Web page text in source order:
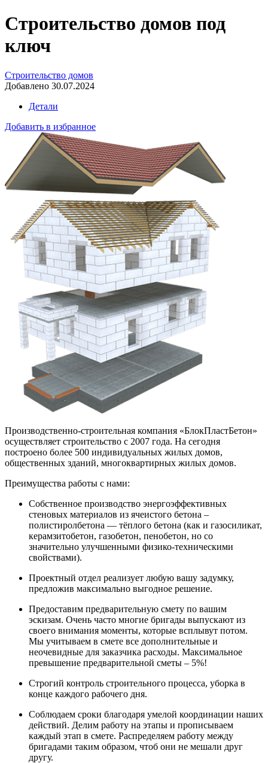
Строительство домов под
ключ
Строительство домов
Добавлено 30.07.2024
Детали
Добавить в избранное
Производственно-строительная компания «БлокПластБетон»
осуществляет строительство с 2007 года. На сегодня
построено более 500 индивидуальных жилых домов,
общественных зданий, многоквартирных жилых домов.
Преимущества работы с нами:
Собственное производство энергоэффективных
стеновых материалов из ячеистого бетона –
полистиролбетона — тёплого бетона (как и газосиликат,
керамзитобетон, газобетон, пенобетон, но со
значительно улучшенными физико-техническими
свойствами).
Проектный отдел реализует любую вашу задумку,
предложив максимально выгодное решение.
Предоставим предварительную смету по вашим
эскизам. Очень часто многие бригады выпускают из
своего внимания моменты, которые всплывут потом.
Мы учитываем в смете все дополнительные и
неочевидные для заказчика расходы. Максимальное
превышение предварительной сметы – 5%!
Строгий контроль строительного процесса, уборка в
конце каждого рабочего дня.
Соблюдаем сроки благодаря умелой координации наших
действий. Делим работу на этапы и прописываем
каждый этап в смете. Распределяем работу между
бригадами таким образом, чтоб они не мешали друг
другу.